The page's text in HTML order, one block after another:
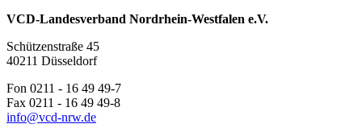
VCD-Landesverband Nordrhein-Westfalen e.V.
Schützenstraße 45
40211 Düsseldorf
Fon 0211 - 16 49 49-7
Fax 0211 - 16 49 49-8
info@vcd-nrw.de